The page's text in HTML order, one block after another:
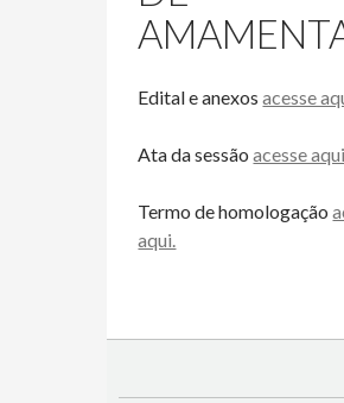
Edital e anexosacesse
Ata da sessãoacesse
Termo de homologação
aqui.